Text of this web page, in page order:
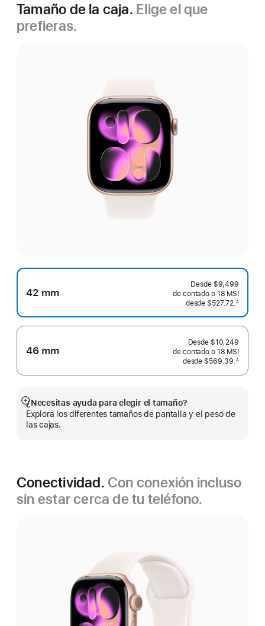
Tamaño de la caja. Elige el que
prefieras.
42 mm
Desde $9,499
de contado o 18 MSI
desde $527.72.∆
46 mm
Desde $10,249
de contado o 18 MSI
desde $569.39.∆
¿Necesitas ayuda para elegir el tamaño?
Explora los diferentes tamaños de pantalla y el peso de
las cajas.
Mostrar
más
Conectividad. Con conexión incluso
sin estar cerca de tu teléfono.